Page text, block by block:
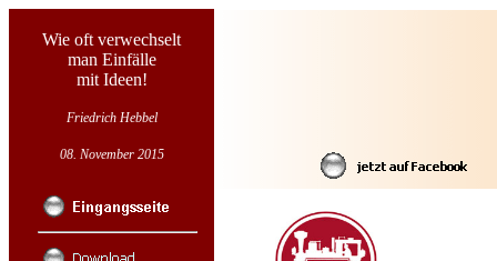
Wie oft verwechselt
man Einfälle
mit Ideen!
Friedrich Hebbel
08. November 2015